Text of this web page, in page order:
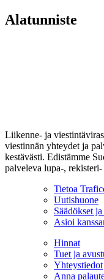
Alatunniste
Liikenne- ja
viestinnän yhteydet ja
kestävästi. Edistämme
palveleva lupa-,
Tietoa
Uutishuone
Säädökset
Asioi
Hinnat
Tuet ja
Yhteystiedot
Anna